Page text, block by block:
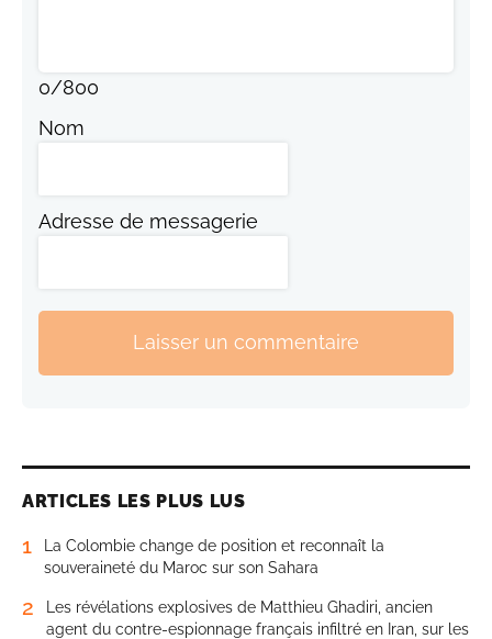
0/800
Nom
Adresse de messagerie
Laisser un commentaire
ARTICLES LES PLUS LUS
1
La Colombie change de position et reconnaît la
souveraineté du Maroc sur son Sahara
2
Les révélations explosives de Matthieu Ghadiri, ancien
agent du contre-espionnage français infiltré en Iran, sur les